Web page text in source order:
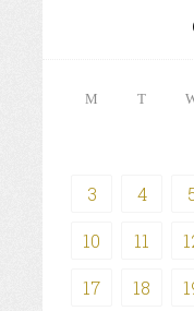
M T
3 4
10 11
17 18